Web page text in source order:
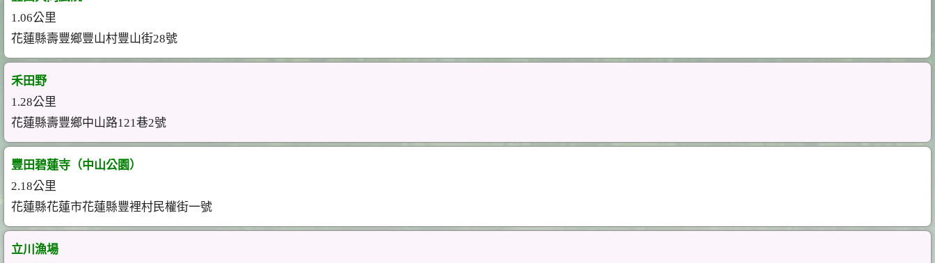
1.06公里
花蓮縣壽豐鄉豐山村豐山街28號
禾田野
1.28公里
花蓮縣壽豐鄉中山路121巷2號
豐田碧蓮寺（中山公園）
2.18公里
花蓮縣花蓮市花蓮縣豐裡村民權街一號
立川漁場